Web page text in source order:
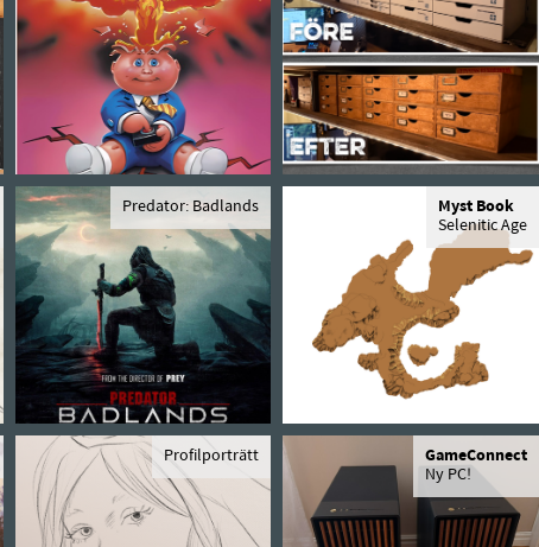
Predator: Badlands
Myst Book
Selenitic Age
Profilporträtt
GameConnect
Ny PC!